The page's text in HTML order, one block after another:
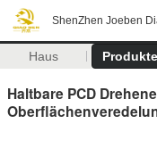
ShenZhen Joeben
Haus Produkte
Haltbare PCD